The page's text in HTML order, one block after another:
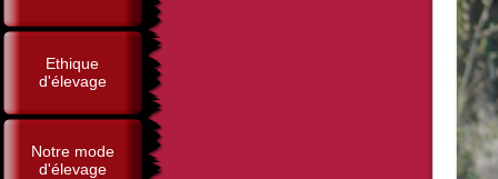
Ethique
d'élevage
Notre mode
d'élevage